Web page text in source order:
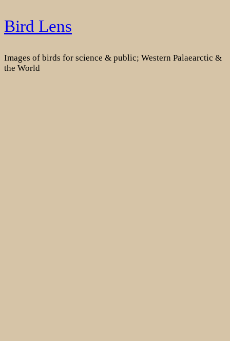
Skip
to
Bird Lens
Images of birds for science & public; Western Palaearctic &
the World